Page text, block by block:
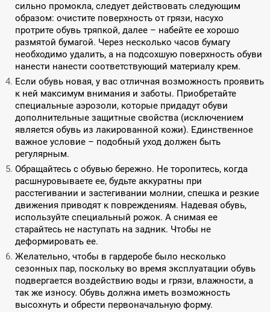
сильно промокла, следует действовать следующим
образом: очистите поверхность от грязи, насухо
протрите обувь тряпкой, далее – набейте ее хорошо
размятой бумагой. Через несколько часов бумагу
необходимо удалить, а на подсохшую поверхность обуви
нанести нанести соответствующий материалу крем.
Если обувь новая, у вас отличная возможность проявить
к ней максимум внимания и заботы. Приобретайте
специальные аэрозоли, которые придадут обуви
дополнительные защитные свойства (исключением
является обувь из лакированной кожи). Единственное
важное условие – подобный уход должен быть
регулярным.
Обращайтесь с обувью бережно. Не торопитесь, когда
расшнуровываете ее, будьте аккуратны при
расстегивании и застегивании молнии, спешка и резкие
движения приводят к повреждениям. Надевая обувь,
используйте специальный рожок. А снимая ее
старайтесь не наступать на задник. Чтобы не
деформировать ее.
Желательно, чтобы в гардеробе было несколько
сезонных пар, поскольку во время эксплуатации обувь
подвергается воздействию воды и грязи, влажности, а
так же износу. Обувь должна иметь возможность
высохнуть и обрести первоначальную форму.